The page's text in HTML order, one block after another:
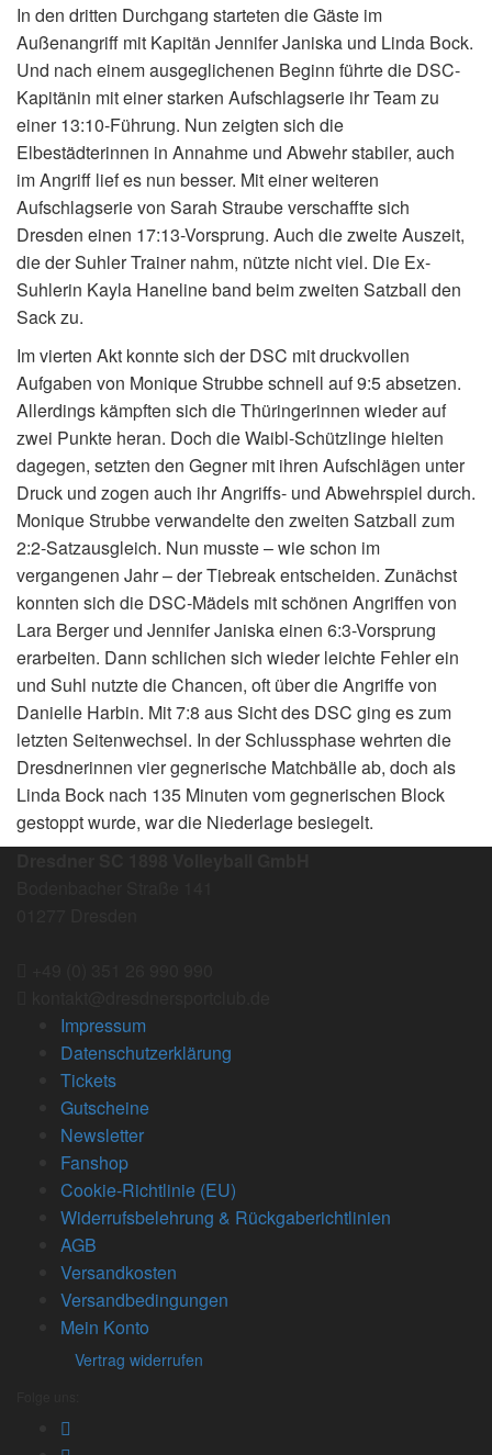
In den dritten Durchgang starteten die Gäste im
Außenangriff mit Kapitän Jennifer Janiska und Linda Bock.
Und nach einem ausgeglichenen Beginn führte die DSC-
Kapitänin mit einer starken Aufschlagserie ihr Team zu
einer 13:10-Führung. Nun zeigten sich die
Elbestädterinnen in Annahme und Abwehr stabiler, auch
im Angriff lief es nun besser. Mit einer weiteren
Aufschlagserie von Sarah Straube verschaffte sich
Dresden einen 17:13-Vorsprung. Auch die zweite Auszeit,
die der Suhler Trainer nahm, nützte nicht viel. Die Ex-
Suhlerin Kayla Haneline band beim zweiten Satzball den
Sack zu.
Im vierten Akt konnte sich der DSC mit druckvollen
Aufgaben von Monique Strubbe schnell auf 9:5 absetzen.
Allerdings kämpften sich die Thüringerinnen wieder auf
zwei Punkte heran. Doch die Waibl-Schützlinge hielten
dagegen, setzten den Gegner mit ihren Aufschlägen unter
Druck und zogen auch ihr Angriffs- und Abwehrspiel durch.
Monique Strubbe verwandelte den zweiten Satzball zum
2:2-Satzausgleich. Nun musste – wie schon im
vergangenen Jahr – der Tiebreak entscheiden. Zunächst
konnten sich die DSC-Mädels mit schönen Angriffen von
Lara Berger und Jennifer Janiska einen 6:3-Vorsprung
erarbeiten. Dann schlichen sich wieder leichte Fehler ein
und Suhl nutzte die Chancen, oft über die Angriffe von
Danielle Harbin. Mit 7:8 aus Sicht des DSC ging es zum
letzten Seitenwechsel. In der Schlussphase wehrten die
Dresdnerinnen vier gegnerische Matchbälle ab, doch als
Linda Bock nach 135 Minuten vom gegnerischen Block
gestoppt wurde, war die Niederlage besiegelt.
Impressum
Datenschutzerklärung
Tickets
Gutscheine
Newsletter
Fanshop
Cookie-Richtlinie (EU)
Widerrufsbelehrung & Rückgaberichtlinien
AGB
Versandkosten
Versandbedingungen
Mein Konto
Vertrag widerrufen